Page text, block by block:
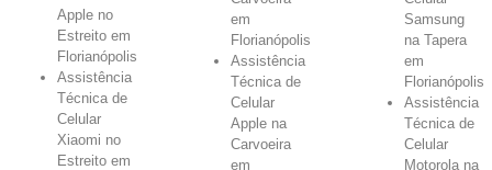
Apple no
Estreito em
Florianópolis
Assistência
Técnica de
Celular
Xiaomi no
Estreito em
em
Florianópolis
Assistência
Técnica de
Celular
Apple na
Carvoeira
em
Samsung
na Tapera
em
Florianópolis
Assistência
Técnica de
Celular
Motorola na